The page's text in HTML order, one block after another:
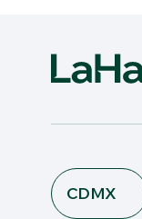
CDMX